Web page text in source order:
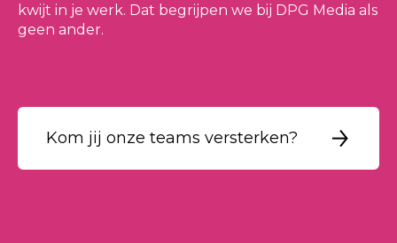
kwijt in je werk. Dat begrijpen we bij DPG Media als
geen ander.
Kom jij onze teams versterken?